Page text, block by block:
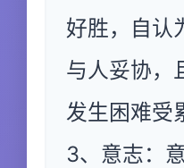
好胜，自认
与人妥协，
发生困难受
3、意志：